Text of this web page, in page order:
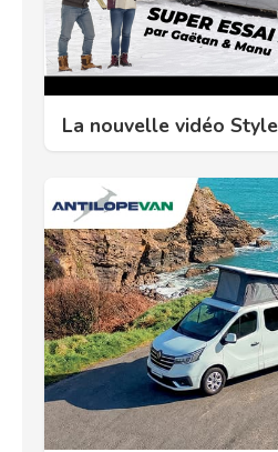
La nouvelle vidéo